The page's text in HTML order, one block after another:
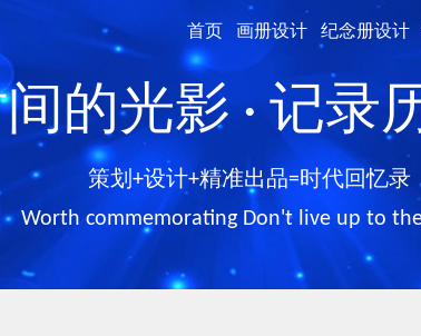
首页 画册设计 纪念册设计
的光影 · 记录
策划+设计+精准出品=时代回忆录
Worth commemorating Don't live up to